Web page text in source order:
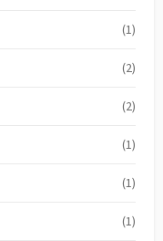
(1)
(2)
(2)
(1)
(1)
(1)